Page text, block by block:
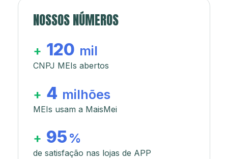
NOSSOS NÚMEROS
+ 120 mil
CNPJ MEIs abertos
+ 4 milhões
MEIs usam a MaisMei
+ 95 %
de satisfação nas lojas de APP